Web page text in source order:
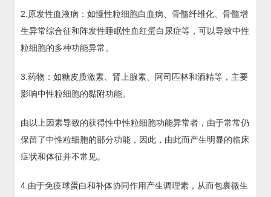
2.原发性血液病：如慢性粒细胞白血病、骨髓纤维化、骨髓增
生异常综合征和阵发性睡眠性血红蛋白尿症等，可以导致中性
粒细胞的多种功能异常。
3.药物：如糖皮质激素、肾上腺素、阿司匹林和酒精等，主要
影响中性粒细胞的黏附功能。
由以上因素导致的获得性中性粒细胞功能异常者，由于常常仍
保留了中性粒细胞的部分功能，因此，由此而产生明显的临床
症状和体征并不常见。
4.由于免疫球蛋白和补体协同作用产生调理素，从而包裹微生